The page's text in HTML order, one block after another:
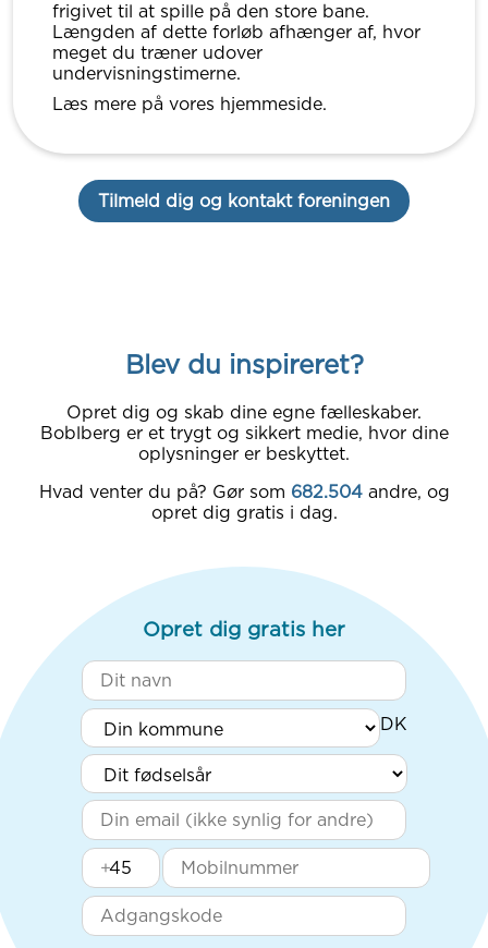
frigivet til at spille på den store bane.
Længden af dette forløb afhænger af, hvor
meget du træner udover
undervisningstimerne.
Læs mere på vores hjemmeside.
Tilmeld dig og kontakt foreningen
Blev du inspireret?
Opret dig og skab dine egne fælleskaber.
Boblberg er et trygt og sikkert medie, hvor dine
oplysninger er beskyttet.
Hvad venter du på? Gør som 682.504 andre, og
opret dig gratis i dag.
Opret dig gratis her
+